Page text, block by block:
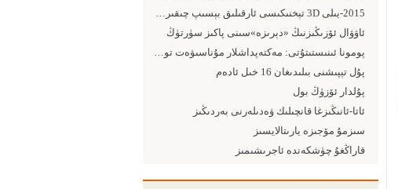
2015-يىلى 3D تېخنىكىسى ئارقىلىق بېسىپ چىقىرىش ساھەسىدىكى 5 چوڭ يۈزلىنىش
ئاۋۋال ئۆزىڭىزنىڭ «دېرىزە»سىنى پاكىز سۈرتۈڭ
پومونا ئىنىستىتۇتى: مەكتەپداشلار مۇناسىۋەت تورىدىن پايدىلىنىشقا ئەڭ ماھىر ئىنىست
پۇل تېپىشنى بىلىدىغان 16 خىل ئادەم
پۇلدار ئۆزۈڭ بول
ئاتا-ئانىڭىزغا قانچىلىك ۋەدىلەرنى بەردىڭىز
سىزمۇ مۆجىزە يارىتالايسىز
قاراڭغۇ چۈشكەندە ئاجرىشىمىز